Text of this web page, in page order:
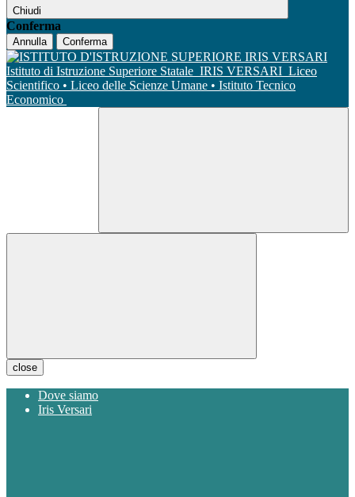
Chiudi
Conferma
Annulla Conferma
Istituto di Istruzione Superiore Statale IRIS VERSARI Liceo
Scientifico • Liceo delle Scienze Umane • Istituto Tecnico
Economico
close
Dove siamo
Iris Versari